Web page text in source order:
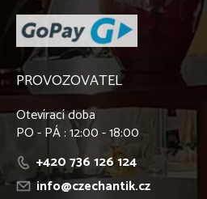
PROVOZOVATEL
Otevírací doba
PO - PÁ : 12:00 - 18:00
+420 736 126 124
info@czechantik.cz